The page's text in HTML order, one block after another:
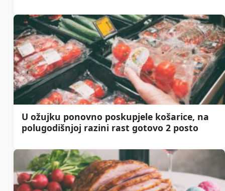
U ožujku ponovno poskupjele košarice, na
polugodišnjoj razini rast gotovo 2 posto